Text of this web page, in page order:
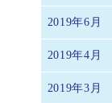
2019年6月
2019年4月
2019年3月